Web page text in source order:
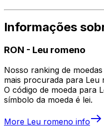
Informações
RON - Leu romeno
Nosso ranking de
mais procurada para Leu
O código de moeda para
símbolo da moeda é lei.
More Leu romeno info